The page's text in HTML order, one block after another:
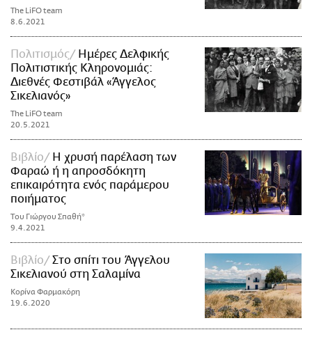
The LiFO team
8.6.2021
Πολιτισμός
Ημέρες Δελφικής
Πολιτιστικής Κληρονομιάς:
Διεθνές Φεστιβάλ «Άγγελος
Σικελιανός»
The LiFO team
20.5.2021
Βιβλίο
Η χρυσή παρέλαση των
Φαραώ ή η απροσδόκητη
επικαιρότητα ενός παράμερου
ποιήματος
Του Γιώργου Σπαθή*
9.4.2021
Βιβλίο
Στο σπίτι του Άγγελου
Σικελιανού στη Σαλαμίνα
Κορίνα Φαρμακόρη
19.6.2020